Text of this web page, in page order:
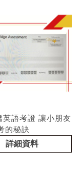
英語考證 讓小朋友
的秘訣
詳細資料